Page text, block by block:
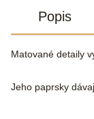
Popis
Matované detaily
Jeho paprsky